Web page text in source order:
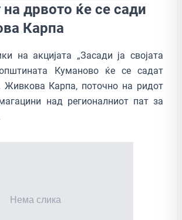
дрвото ќе се сади
Карпа
на акцијата „Засади ја својата
Куманово ќе се садат
Карпа, поточно на ридот
над регионалниот пат за